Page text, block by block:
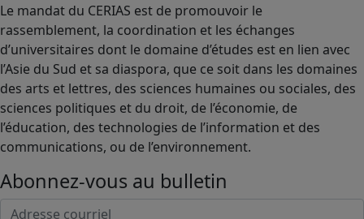
Le mandat du CERIAS est de promouvoir le
rassemblement, la coordination et les échanges
d’universitaires dont le domaine d’études est en lien avec
l’Asie du Sud et sa diaspora, que ce soit dans les domaines
des arts et lettres, des sciences humaines ou sociales, des
sciences politiques et du droit, de l’économie, de
l’éducation, des technologies de l’information et des
communications, ou de l’environnement.
Abonnez-vous au bulletin